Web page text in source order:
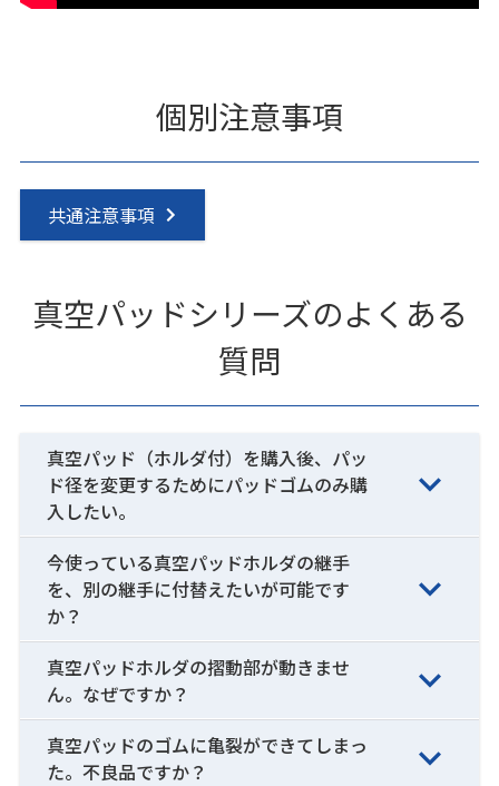
個別注意事項
共通注意事項
真空パッドシリーズのよくある
質問
真空パッド（ホルダ付）を購入後、パッ
ド径を変更するためにパッドゴムのみ購
入したい。
今使っている真空パッドホルダの継手
を、別の継手に付替えたいが可能です
か？
真空パッドホルダの摺動部が動きませ
ん。なぜですか？
真空パッドのゴムに亀裂ができてしまっ
た。不良品ですか？